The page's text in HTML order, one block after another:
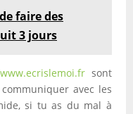
faire des
3 jours
sont
avec les
si tu as du mal à